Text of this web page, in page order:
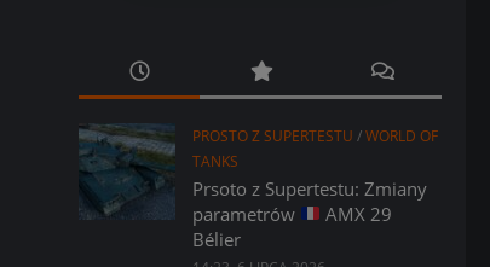
PROSTO Z SUPERTESTU /WORLD OF
TANKS
Prsoto z Supertestu: Zmiany
parametrów
AMX 29
Bélier